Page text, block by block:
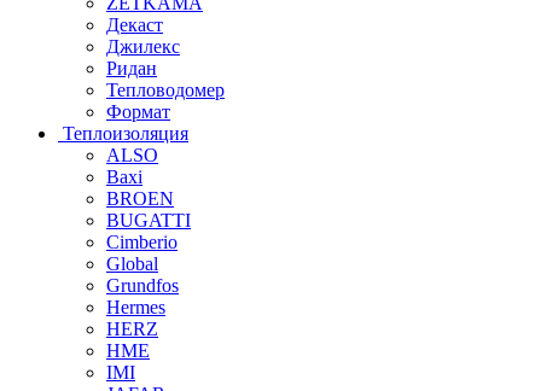
Декаст
Джилекс
Ридан
Тепловодомер
Формат
Теплоизоляция
ALSO
Baxi
BROEN
BUGATTI
Cimberio
Global
Grundfos
Hermes
HERZ
HME
IMI